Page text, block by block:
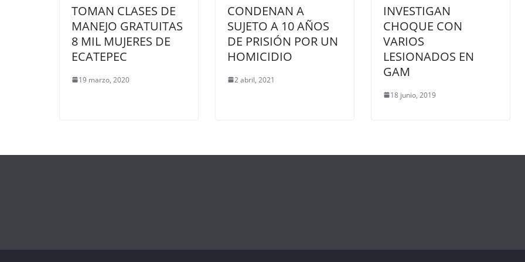
TOMAN CLASES DE
MANEJO GRATUITAS
8 MIL MUJERES DE
ECATEPEC
19 marzo, 2020
CONDENAN A
SUJETO A 10 AÑOS
DE PRISIÓN POR UN
HOMICIDIO
2 abril, 2021
INVESTIGAN
CHOQUE CON
VARIOS
LESIONADOS EN
GAM
18 junio, 2019